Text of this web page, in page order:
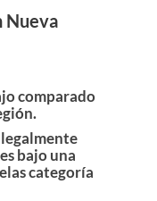
Nueva
comparado
bajo una
categoría